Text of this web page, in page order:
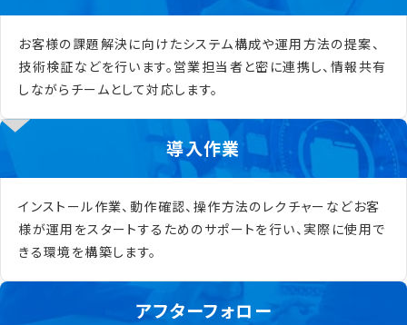
お客様の課題解決に向けたシステム構成や運用方法の提案、
技術検証などを行います。営業担当者と密に連携し、情報共有
しながらチームとして対応します。
導入作業
インストール作業、動作確認、操作方法のレクチャーなどお客
様が運用をスタートするためのサポートを行い、実際に使用で
きる環境を構築します。
アフターフォロー